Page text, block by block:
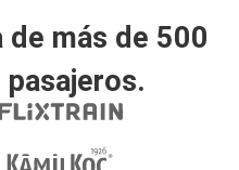
de más de 500